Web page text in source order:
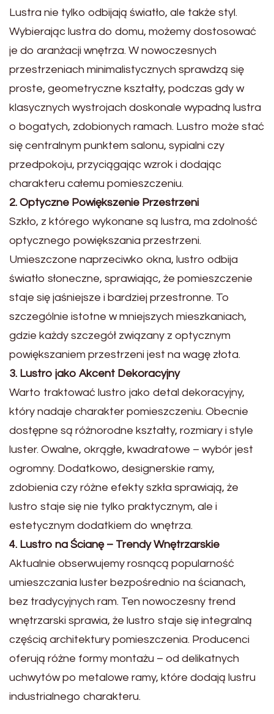
Lustra nie tylko odbijają światło, ale także styl.
Wybierając lustra do domu, możemy dostosować
je do aranżacji wnętrza. W nowoczesnych
przestrzeniach minimalistycznych sprawdzą się
proste, geometryczne kształty, podczas gdy w
klasycznych wystrojach doskonale wypadną lustra
o bogatych, zdobionych ramach. Lustro może stać
się centralnym punktem salonu, sypialni czy
przedpokoju, przyciągając wzrok i dodając
charakteru całemu pomieszczeniu.
2. Optyczne Powiększenie Przestrzeni
Szkło, z którego wykonane są lustra, ma zdolność
optycznego powiększania przestrzeni.
Umieszczone naprzeciwko okna, lustro odbija
światło słoneczne, sprawiając, że pomieszczenie
staje się jaśniejsze i bardziej przestronne. To
szczególnie istotne w mniejszych mieszkaniach,
gdzie każdy szczegół związany z optycznym
powiększaniem przestrzeni jest na wagę złota.
3. Lustro jako Akcent Dekoracyjny
Warto traktować lustro jako detal dekoracyjny,
który nadaje charakter pomieszczeniu. Obecnie
dostępne są różnorodne kształty, rozmiary i style
luster. Owalne, okrągłe, kwadratowe – wybór jest
ogromny. Dodatkowo, designerskie ramy,
zdobienia czy różne efekty szkła sprawiają, że
lustro staje się nie tylko praktycznym, ale i
estetycznym dodatkiem do wnętrza.
4. Lustro na Ścianę – Trendy Wnętrzarskie
Aktualnie obserwujemy rosnącą popularność
umieszczania luster bezpośrednio na ścianach,
bez tradycyjnych ram. Ten nowoczesny trend
wnętrzarski sprawia, że lustro staje się integralną
częścią architektury pomieszczenia. Producenci
oferują różne formy montażu – od delikatnych
uchwytów po metalowe ramy, które dodają lustru
industrialnego charakteru.